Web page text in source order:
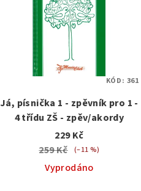
Já, písnička 1 - zpěvník pro 1 -
4 třídu ZŠ - zpěv/akordy
229 Kč
259 Kč
(–11 %)
Vyprodáno
KÓD: 361